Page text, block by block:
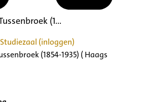
(1...
(inloggen)
(1854-1935) ( Haags